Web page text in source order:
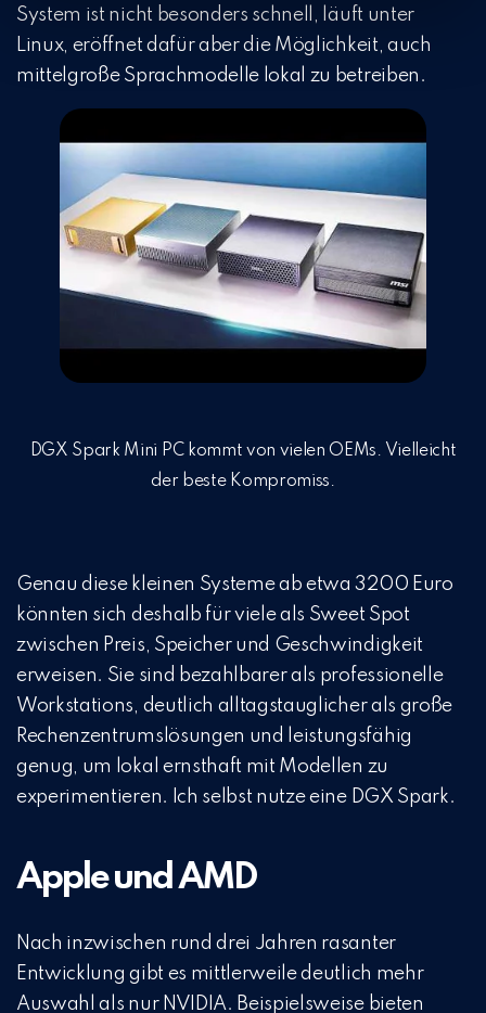
System ist nicht besonders schnell, läuft unter
Linux, eröffnet dafür aber die Möglichkeit, auch
mittelgroße Sprachmodelle lokal zu betreiben.
DGX Spark Mini PC kommt von vielen OEMs. Vielleicht
der beste Kompromiss.
Genau diese kleinen Systeme ab etwa 3200 Euro
könnten sich deshalb für viele als Sweet Spot
zwischen Preis, Speicher und Geschwindigkeit
erweisen. Sie sind bezahlbarer als professionelle
Workstations, deutlich alltagstauglicher als große
Rechenzentrumslösungen und leistungsfähig
genug, um lokal ernsthaft mit Modellen zu
experimentieren. Ich selbst nutze eine DGX Spark.
Apple und AMD
Nach inzwischen rund drei Jahren rasanter
Entwicklung gibt es mittlerweile deutlich mehr
Auswahl als nur NVIDIA. Beispielsweise bieten